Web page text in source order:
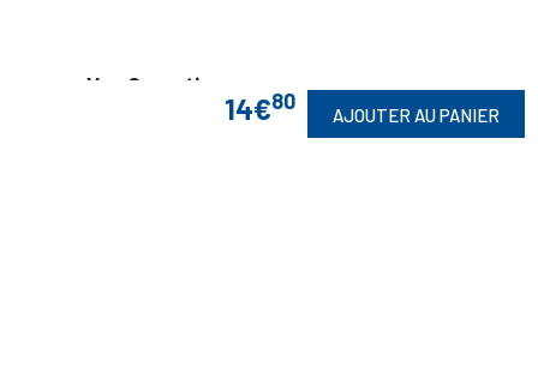
14€80
AJOUTER AU PANIER
Vos Garanties 